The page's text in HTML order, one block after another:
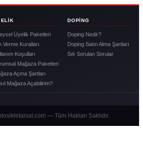
Üyelik Paketleri
Verme Kuralları
Koşulları
Mağaza Paketleri
Açma Şartları
Mağaza Açabilirim?
DOPING
Doping Nedir?
Doping Satın Alma Şartları
Sık Sorulan Sorular
— Tüm Hakları Saklıdır.